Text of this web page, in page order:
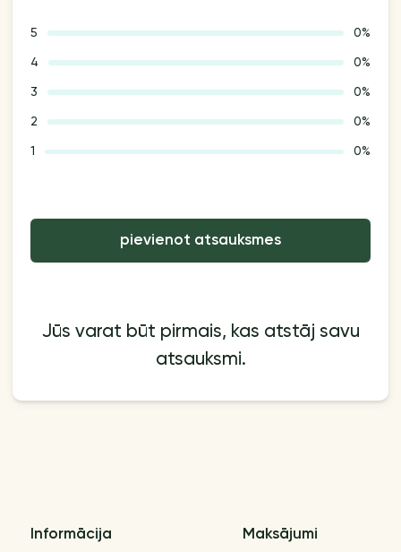
5 0%
4 0%
3 0%
2 0%
1 0%
pievienot atsauksmes
Jūs varat būt pirmais, kas atstāj savu
atsauksmi.
Informācija Maksājumi